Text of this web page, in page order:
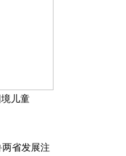
儿童
省发展注